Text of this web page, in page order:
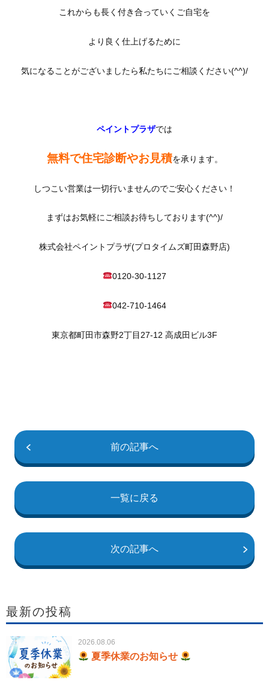
これからも長く付き合っていくご自宅を
より良く仕上げるために
気になることがございましたら私たちにご相談ください(^^)/
ペイントプラザでは
無料で住宅診断やお見積を承ります。
しつこい営業は一切行いませんのでご安心ください！
まずはお気軽にご相談お待ちしております(^^)/
株式会社ペイントプラザ(プロタイムズ町田森野店)
0120-30-1127
042-710-1464
東京都町田市森野2丁目27-12 高成田ビル3F
前の記事へ
一覧に戻る
次の記事へ
最新の投稿
2026.08.06
夏季休業のお知らせ